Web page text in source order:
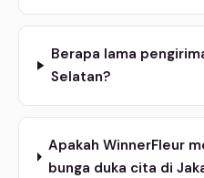
Berapa lama
Selatan?
Apakah WinnerFleur
bunga duka cita di